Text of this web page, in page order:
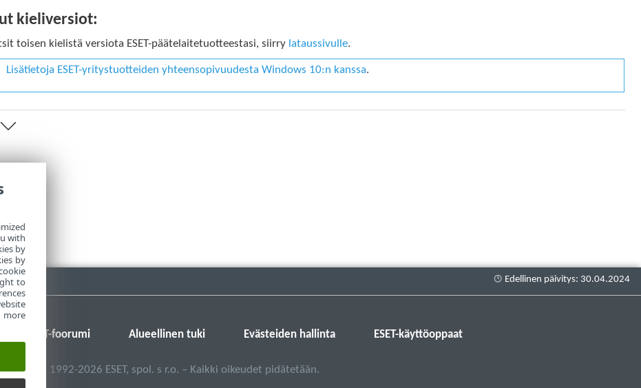
kieliversiot:
toisen kielistä versiota ESET-päätelaitetuotteestasi, siirry lataussivulle.
Lisätietoja ESET-yritystuotteiden yhteensopivuudesta Windows 10:n kanssa.
ESET-foorumi Alueellinen tuki Evästeiden hallinta ESET-käyttöoppaat
1992-2026 ESET, spol. s r.o. – Kaikki oikeudet pidätetään.
with
by
by
to